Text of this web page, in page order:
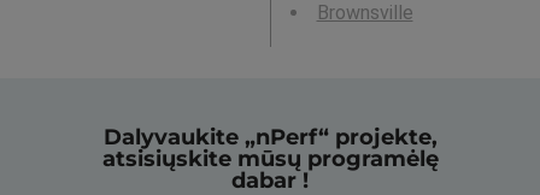
Brownsville
Dalyvaukite „nPerf“ projekte,
atsisiųskite mūsų programėlę
dabar !